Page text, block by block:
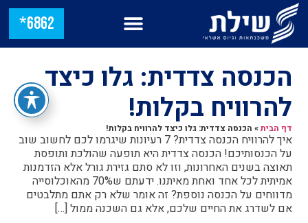
6862*
הכנסה צדדית: גלו כיצד
להרוויח בקלות!
דף הבית» הכנסה צדדית: גלו כיצד להרוויח בקלות!
איך להרוויח הכנסה צדדית? 7 רעיונות שיגרמו לכם לחשוב שוב
על הכנסותיכם! הכנסה צדדית היא תופעה שהולכת ותופסת
תאוצה בשנים האחרונות, וזו לא סתם גזירת גורל אלא הזדמנות
אמיתית לכל אחד ואחת מאיתנו. ידעתם ש70% מהאוכלוסייה
מדווחים על הכנסה נוספת? זה אומר שלא רק אתם מתלבטים
אם לשדרג את החיים שלכם, אלא גם השכנה ממול […]